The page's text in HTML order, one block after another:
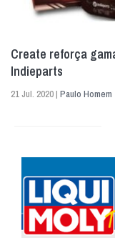
Create reforça
Indieparts
21 Jul. 2020 | Paulo Homem